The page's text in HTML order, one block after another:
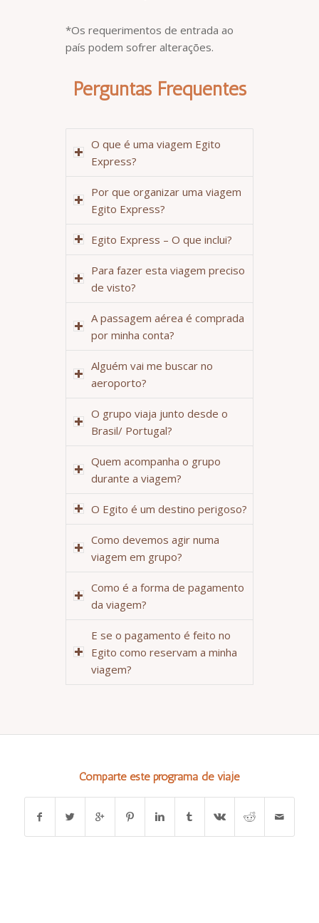
*Os requerimentos de entrada ao
país podem sofrer alterações.
Perguntas Frequentes
O que é uma viagem Egito
Express?
Por que organizar uma viagem
Egito Express?
Egito Express – O que inclui?
Para fazer esta viagem preciso
de visto?
A passagem aérea é comprada
por minha conta?
Alguém vai me buscar no
aeroporto?
O grupo viaja junto desde o
Brasil/ Portugal?
Quem acompanha o grupo
durante a viagem?
O Egito é um destino perigoso?
Como devemos agir numa
viagem em grupo?
Como é a forma de pagamento
da viagem?
E se o pagamento é feito no
Egito como reservam a minha
viagem?
Comparte este programa de viaje